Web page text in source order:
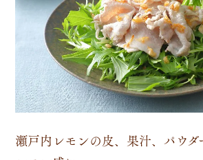
瀬戸内レモンの皮、果汁、パウダ